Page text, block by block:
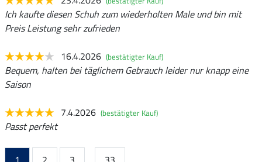
Ich kaufte diesen Schuh zum wiederholten Male und bin mit
Preis Leistung sehr zufrieden
16.4.2026 (bestätigter Kauf)
Bequem, halten bei täglichem Gebrauch leider nur knapp eine
Saison
7.4.2026 (bestätigter Kauf)
Passt perfekt